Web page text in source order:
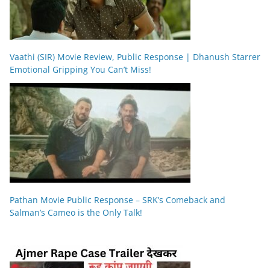
Vaathi (SIR) Movie Review, Public Response | Dhanush Starrer
Emotional Gripping You Can’t Miss!
Pathan Movie Public Response – SRK’s Comeback and
Salman’s Cameo is the Only Talk!